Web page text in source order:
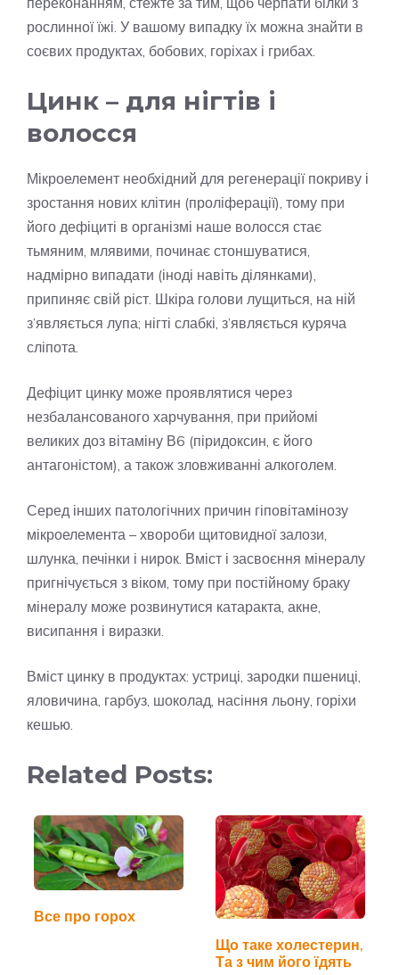
рослинної їжі. У вашому випадку їх можна знайти в
соєвих продуктах, бобових, горіхах і грибах.
Цинк – для нігтів і
волосся
Мікроелемент необхідний для регенерації покриву і
зростання нових клітин (проліферації), тому при
його дефіциті в організмі наше волосся стає
тьмяним, млявими, починає стоншуватися,
надмірно випадати (іноді навіть ділянками),
припиняє свій ріст. Шкіра голови лущиться, на ній
з’являється лупа; нігті слабкі, з’являється куряча
сліпота.
Дефіцит цинку може проявлятися через
незбалансованого харчування, при прийомі
великих доз вітаміну В6 (піридоксин, є його
антагоністом), а також зловживанні алкоголем.
Серед інших патологічних причин гіповітамінозу
мікроелемента – хвороби щитовидної залози,
шлунка, печінки і нирок. Вміст і засвоєння мінералу
пригнічується з віком, тому при постійному браку
мінералу може розвинутися катаракта, акне,
висипання і виразки.
Вміст цинку в продуктах: устриці, зародки пшениці,
яловичина, гарбуз, шоколад, насіння льону, горіхи
кешью.
Related Posts:
Все про горох
Що таке холестерин,
Та з чим його їдять